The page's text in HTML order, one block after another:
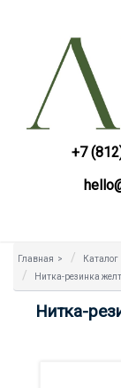
+7
Главная > Каталог
Нитка-резинка
Нитка-